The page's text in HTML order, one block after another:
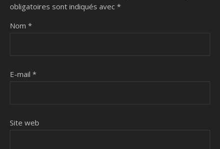
obligatoires sont indiqués avec *
Nom *
E-mail *
Site web